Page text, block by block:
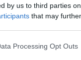
by us to third parties
that may
this website/app uses
Processing Opt Outs
UTCAI KÓRHÁZ